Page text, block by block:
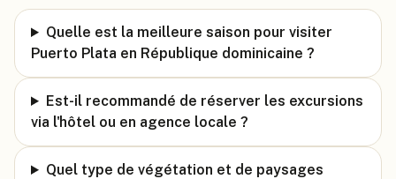
Quelle est la meilleure saison pour visiter
Puerto Plata en République dominicaine ?
Est-il recommandé de réserver les excursions
via l'hôtel ou en agence locale ?
Quel type de végétation et de paysages